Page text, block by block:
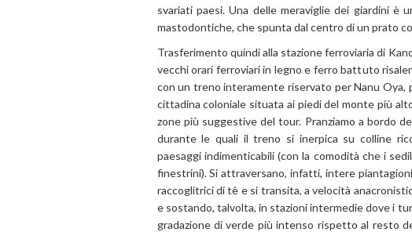
svariati paesi. Una delle meraviglie dei giardini è
mastodontiche, che spunta dal centro di un prato
Trasferimento quindi alla stazione ferroviaria di
vecchi orari ferroviari in legno e ferro battuto
con un treno interamente riservato per Nanu Oya,
cittadina coloniale situata ai piedi del monte più
zone più suggestive del tour. Pranziamo a bordo
durante le quali il treno si inerpica su colline
paesaggi indimenticabili (con la comodità che i
finestrini). Si attraversano, infatti, intere
raccoglitrici di tè e si transita, a velocità
e sostando, talvolta, in stazioni intermedie dove i
gradazione di verde più intenso rispetto al resto